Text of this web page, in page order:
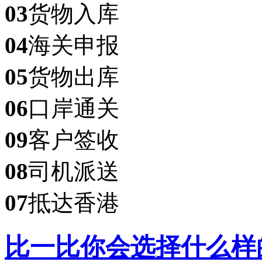
03货物入库
04海关申报
05货物出库
06口岸通关
09客户签收
08司机派送
07抵达香港
比一比你会选择什么